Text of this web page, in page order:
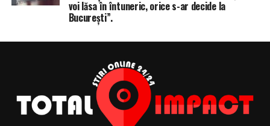
voi lăsa în întuneric, orice s-ar decide la
București”.